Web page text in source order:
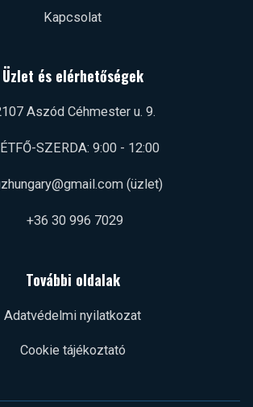
Kapcsolat
Üzlet és elérhetőségek
Aszód Céhmester u. 9.
SZERDA: 9:00 - 12:00
(üzlet)
+36 30 996 7029
További oldalak
Adatvédelmi nyilatkozat
Cookie tájékoztató